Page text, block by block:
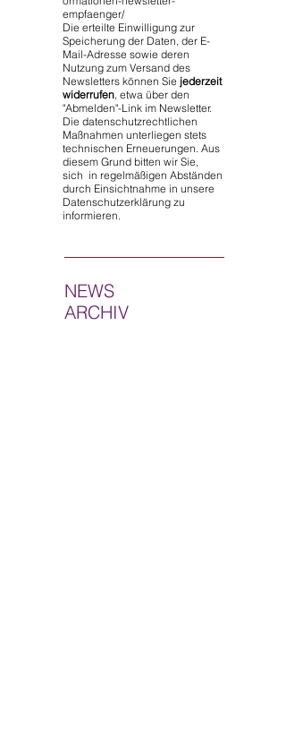
empfaenger/
Die erteilte Einwilligung zur
Speicherung der Daten, der E-
Mail-Adresse sowie deren
Nutzung zum Versand des
Newsletters können Sie jederzeit
widerrufen, etwa über den
"Abmelden"-Link im Newsletter.
Die datenschutzrechtlichen
Maßnahmen unterliegen stets
technischen Erneuerungen. Aus
diesem Grund bitten wir Sie,
sich in regelmäßigen Abständen
durch Einsichtnahme in unsere
Datenschutzerklärung zu
informieren.
NEWS
ARCHIV